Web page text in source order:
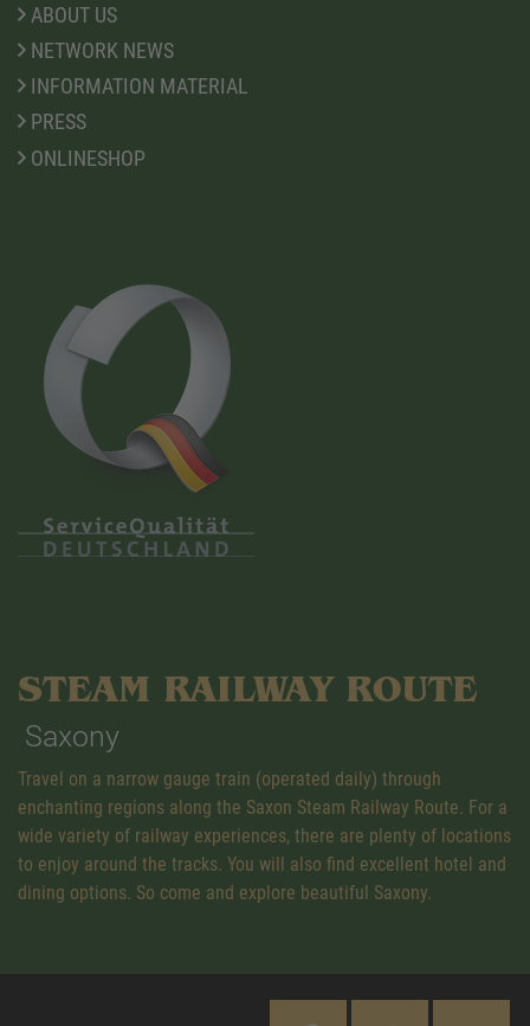
ABOUT US
NETWORK NEWS
INFORMATION MATERIAL
PRESS
ONLINESHOP
STEAM RAILWAY ROUTE
Saxony
Travel on a narrow gauge train (operated daily) through
enchanting regions along the Saxon Steam Railway Route. For a
wide variety of railway experiences, there are plenty of locations
to enjoy around the tracks. You will also find excellent hotel and
dining options. So come and explore beautiful Saxony.